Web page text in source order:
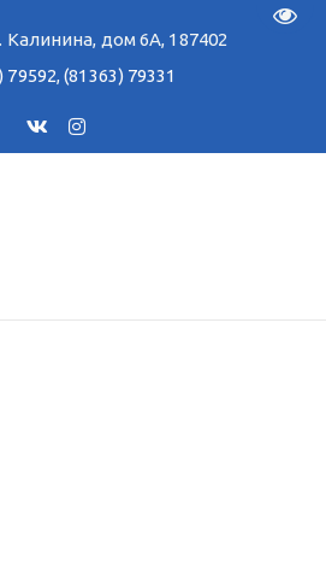
Калинина, дом 6А, 187402
79592,(81363) 79331